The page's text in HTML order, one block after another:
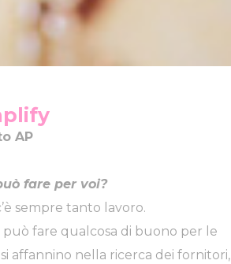
AP
fare per voi?
sempre tanto lavoro.
può fare qualcosa di buono per le
affannino nella ricerca dei fornitori,